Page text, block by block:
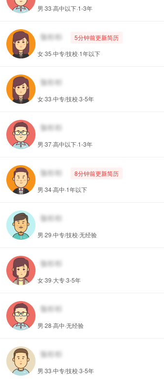
男·33·高中以下·1-3年
5分钟前更新简历
女·35·中专/技校·1年以下
女·33·中专/技校·3-5年
男·37·高中以下·1-3年
8分钟前更新简历
男·34·高中·1年以下
男·29·中专/技校·无经验
女·39·大专·3-5年
男·28·高中·无经验
男·33·中专/技校·3-5年